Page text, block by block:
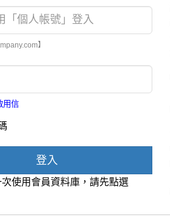
】
用信
登入
使用會員資料庫，請先點選